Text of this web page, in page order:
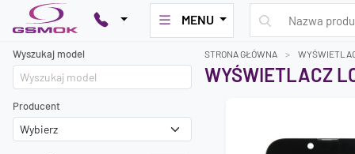
MENU
Wyszukaj model
Producent
STRONA GŁÓWNA
WYŚWIETLACZ